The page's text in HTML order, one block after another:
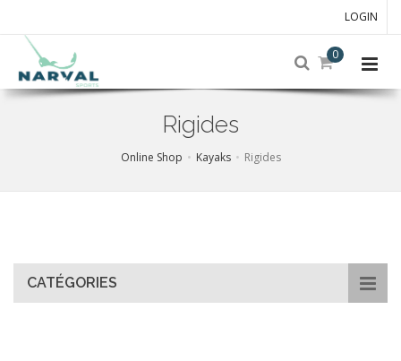
LOGIN
0
Rigides
Online Shop Kayaks Rigides
CATÉGORIES